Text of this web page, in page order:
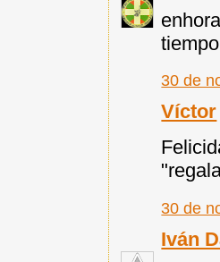
30 de
Víctor
30 de
Iván